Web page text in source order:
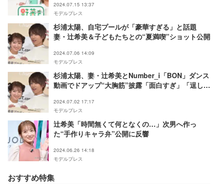
2024.07.15 13:37
モデルプレス
杉浦太陽、自宅プールが「豪華すぎる」と話題
妻・辻希美＆子どもたちとの“夏満喫”ショット公開
2024.07.06 14:09
モデルプレス
杉浦太陽、妻・辻希美とNumber_i「BON」ダンス
動画でドアップ“大胸筋”披露「面白すぎ」「逞しく
2024.07.02 17:17
モデルプレス
辻希美「時間無くて何となくの…」次男へ作っ
た“手作りキャラ弁”公開に反響
2024.06.26 14:18
モデルプレス
おすすめ特集